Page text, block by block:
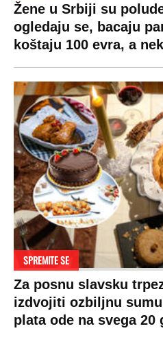
Žene u Srbiji su
ogledaju se, bacaju
koštaju 100 evra, a
SPREMITE SE
Za posnu slavsku
izdvojiti ozbiljnu
plata ode na svega 20